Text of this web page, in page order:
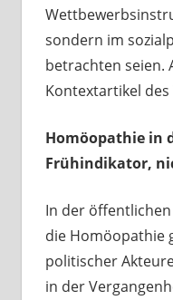
sondern im
betrachten seien.
Kontextartikel
Homöopathie in
Frühindikator,
In der
die Homöopathie
politischer
in der